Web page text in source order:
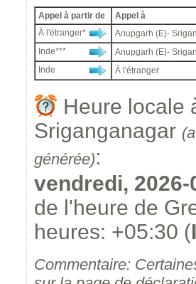
Appel à partir de
Appel à
À l'étranger*
Anupgarh (E)-
Inde***
Anupgarh (E)-
Inde
À l'étranger
Heure locale
Sriganganagar
générée):
vendredi,
de l'heure de
heures: +05:30 (
Commentaire: